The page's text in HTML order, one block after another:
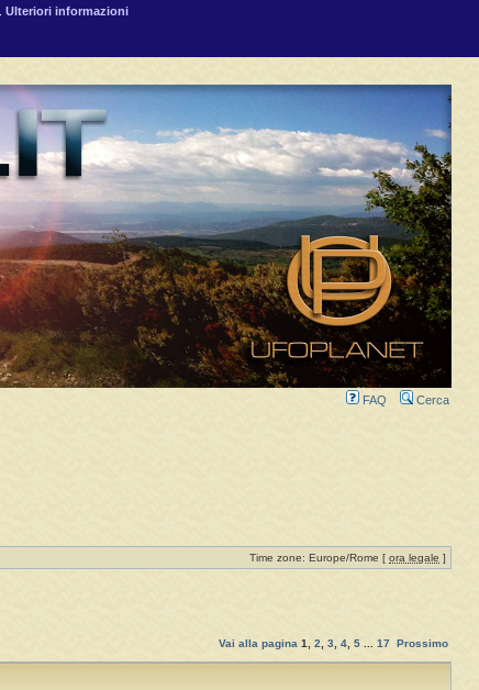
Ulteriori informazioni
FAQ Cerca
Time zone: Europe/Rome [ ora legale ]
Vai alla pagina 1, 2, 3, 4, 5 ... 17 Prossimo